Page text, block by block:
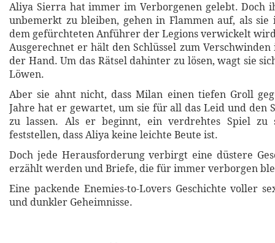
Aliya Sierra hat immer im Verborgenen gelebt. Doch
unbemerkt zu bleiben, gehen in Flammen auf, als
dem gefürchteten Anführer der Legions verwickelt
Ausgerechnet er hält den Schlüssel zum
der Hand. Um das Rätsel dahinter zu lösen, wagt sie
Löwen.
Aber sie ahnt nicht, dass Milan einen tiefen Groll
Jahre hat er gewartet, um sie für all das Leid und den
zu lassen. Als er beginnt, ein verdrehtes Spiel zu
feststellen, dass Aliya keine leichte Beute ist.
Doch jede Herausforderung verbirgt eine düstere
erzählt werden und Briefe, die für immer verborgen
Eine packende Enemies-to-Lovers Geschichte voller
und dunkler Geheimnisse.